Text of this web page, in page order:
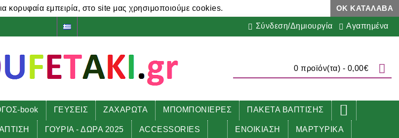
κορυφαία εμπειρία, στο site μας χρησιμοποιούμε cookies. ΟΚ ΚΑΤΆΛΑΒΑ
Σύνδεση/Δημιουργία Αγαπημένα
0 προϊόν(τα) - 0,00€
book ΓΕΥΣΕΙΣ ΖΑΧΑΡΩΤΑ ΜΠΟΜΠΟΝΙΕΡΕΣ ΠΑΚΕΤΑ ΒΑΠΤΙΣΗΣ
ΓΟΥΡΙΑ - ΔΩΡΑ 2025 ACCESSORIES ΕΝΟΙΚΙΑΣΗ ΜΑΡΤΥΡΙΚΑ